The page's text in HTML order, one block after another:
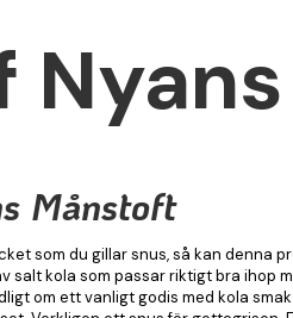
Månstoft
som du gillar snus, så kan denna
salt kola som passar riktigt bra ihop
om ett vanligt godis med kola